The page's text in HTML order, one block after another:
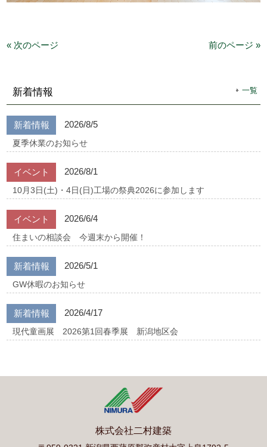
« 次のページ 前のページ »
新着情報 一覧
新着情報 2026/8/5
夏季休業のお知らせ
イベント 2026/8/1
10月3日(土)・4日(日)工場の祭典2026に参加します
イベント 2026/6/4
住まいの相談会 今週末から開催！
新着情報 2026/5/1
GW休暇のお知らせ
新着情報 2026/4/17
現代童画展 2026第1回春季展 新潟地区会
株式会社二村建築